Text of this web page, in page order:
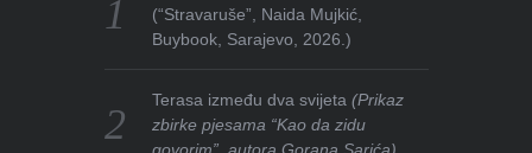
(“Stravaruše”, Naida Mujkić,
Buybook, Sarajevo, 2026.)
Terasa između dva svijeta(Prikaz
zbirke pjesama “Kao da zidu
govorim”, autora Gorana Sarića)